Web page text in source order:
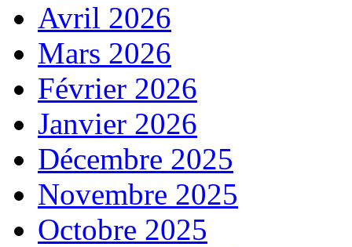
Avril 2026
Mars 2026
Février 2026
Janvier 2026
Décembre 2025
Novembre 2025
Octobre 2025